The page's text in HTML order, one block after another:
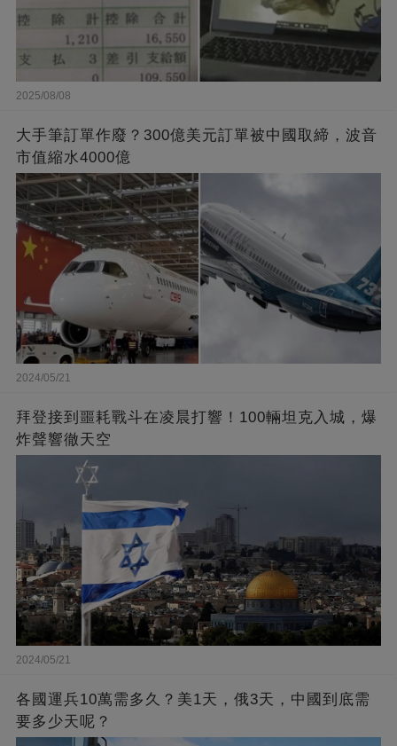
2025/08/08
大手筆訂單作廢？300億美元訂單被中國取締，波音
市值縮水4000億
2024/05/21
拜登接到噩耗戰斗在凌晨打響！100輛坦克入城，爆
炸聲響徹天空
2024/05/21
各國運兵10萬需多久？美1天，俄3天，中國到底需
要多少天呢？